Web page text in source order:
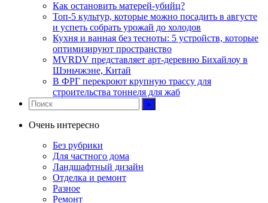
Как остановить матерей-убийц?
Топ-5 культур, которые можно посадить в августе
и успеть собрать урожай до холодов
Кухня и ванная без тесноты: 5 устройств, которые
оптимизируют пространство
MVRDV представляет арт-деревню Бихайлоу в
Шэньчжэне, Китай
В ФРГ перекроют крупную трассу для
строительства тоннеля для жаб
Очень интересно
Без рубрики
Для частного дома
Ландшафтный дизайн
Отделка и ремонт
Разное
Ремонт